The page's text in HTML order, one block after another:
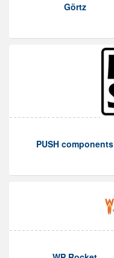
Görtz
PUSH components